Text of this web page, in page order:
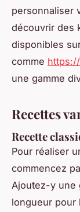
personnaliser
découvrir des
disponibles
comme
une gamme
Recettes
Recette
Pour réaliser
commencez
Ajoutez-y une
longueur pour